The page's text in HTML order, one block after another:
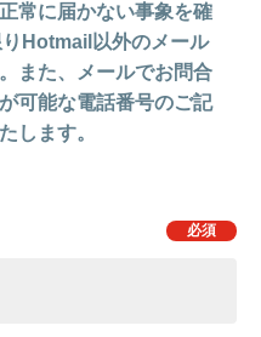
常に届かない事象を確
Hotmail以外のメール
また、メールでお問合
可能な電話番号のご記
します。